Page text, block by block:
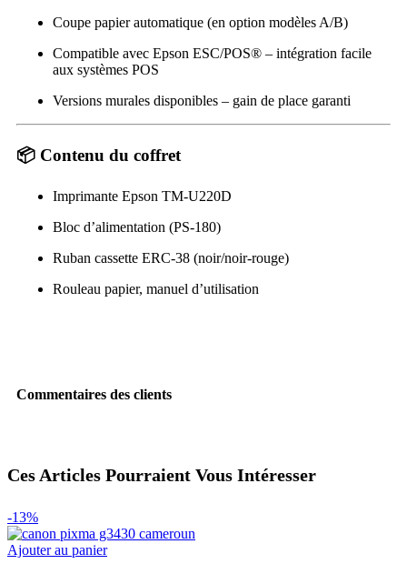
Coupe papier automatique (en option modèles A/B)
Compatible avec Epson ESC/POS® – intégration facile
aux systèmes POS
Versions murales disponibles – gain de place garanti
📦 Contenu du coffret
Imprimante Epson TM‑U220D
Bloc d’alimentation (PS‑180)
Ruban cassette ERC‑38 (noir/noir-rouge)
Rouleau papier, manuel d’utilisation
Commentaires des clients
Ces Articles Pourraient Vous Intéresser
-13%
Ajouter au panier